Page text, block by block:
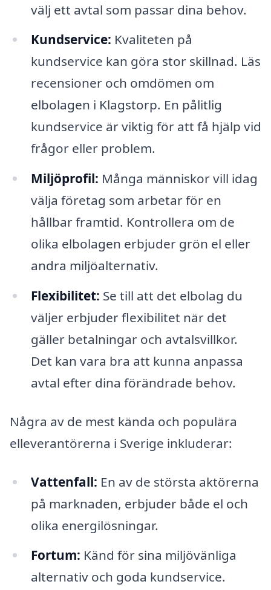
välj ett avtal som passar dina behov.
Kundservice: Kvaliteten på
kundservice kan göra stor skillnad. Läs
recensioner och omdömen om
elbolagen i Klagstorp. En pålitlig
kundservice är viktig för att få hjälp vid
frågor eller problem.
Miljöprofil: Många människor vill idag
välja företag som arbetar för en
hållbar framtid. Kontrollera om de
olika elbolagen erbjuder grön el eller
andra miljöalternativ.
Flexibilitet: Se till att det elbolag du
väljer erbjuder flexibilitet när det
gäller betalningar och avtalsvillkor.
Det kan vara bra att kunna anpassa
avtal efter dina förändrade behov.
Några av de mest kända och populära
elleverantörerna i Sverige inkluderar:
Vattenfall: En av de största aktörerna
på marknaden, erbjuder både el och
olika energilösningar.
Fortum: Känd för sina miljövänliga
alternativ och goda kundservice.